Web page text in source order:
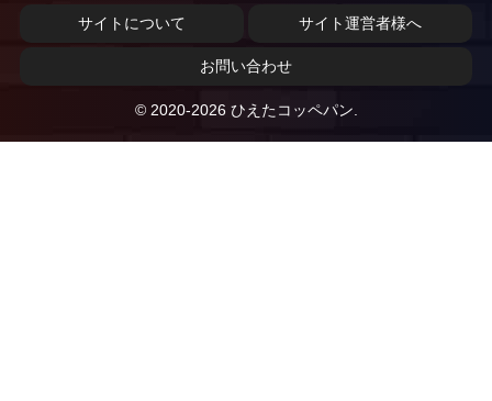
サイトについて サイト運営者様へ
お問い合わせ
© 2020-2026 ひえたコッペパン.